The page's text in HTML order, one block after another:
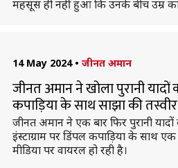
महसूस ही नहीं हुआ कि उनके बीच उम्र
14 May 2024 • जीनत अमान
जीनत अमान ने खोला पुरानी यादों
कपाड़िया के साथ साझा की तस्वीर
जीनत अमान ने एक बार फिर पुरानी यादों
इंस्टाग्राम पर डिंपल कपाड़िया के साथ
मीडिया पर वायरल हो रही है।